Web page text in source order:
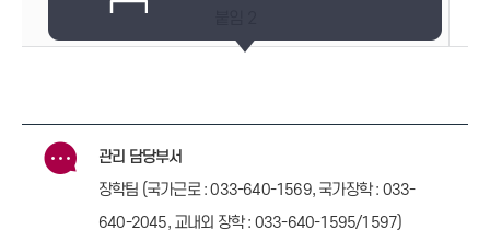
관리 담당부서
장학팀 (국가근로 : 033-640-1569, 국가장학 : 033-
640-2045, 교내외 장학 : 033-640-1595/1597)